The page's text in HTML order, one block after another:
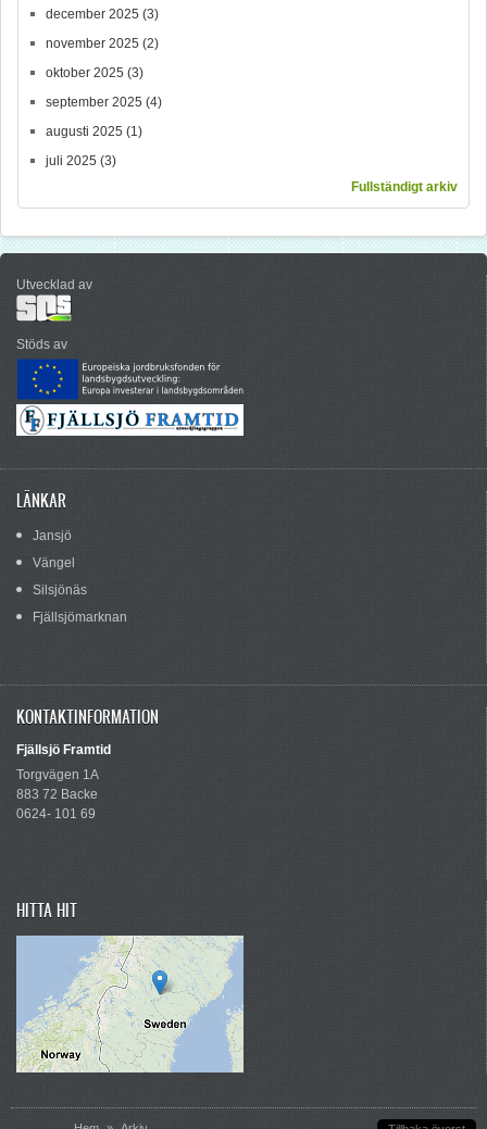
december 2025 (3)
november 2025 (2)
oktober 2025 (3)
september 2025 (4)
augusti 2025 (1)
juli 2025 (3)
Fullständigt arkiv
Utvecklad av
Stöds av
LÄNKAR
Jansjö
Vängel
Silsjönäs
Fjällsjömarknan
KONTAKTINFORMATION
Fjällsjö Framtid
Torgvägen 1A
883 72 Backe
0624- 101 69
HITTA HIT